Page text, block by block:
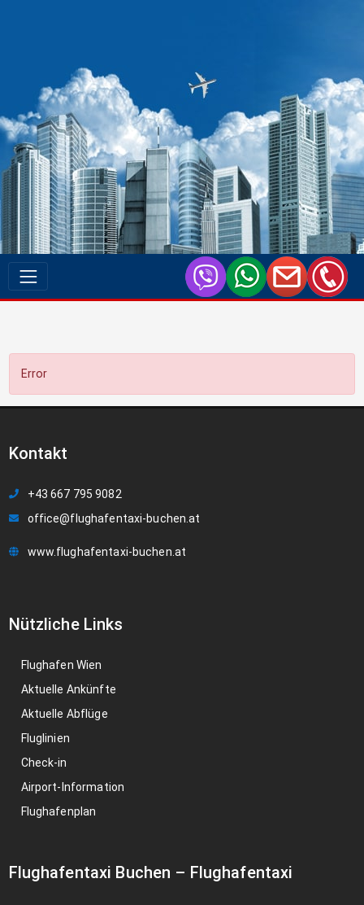
Error
Kontakt
+43 667 795 9082
office@flughafentaxi-buchen.at
www.flughafentaxi-buchen.at
Nützliche Links
Flughafen Wien
Aktuelle Ankünfte
Aktuelle Abflüge
Fluglinien
Check-in
Airport-Information
Flughafenplan
Flughafentaxi Buchen – Flughafentaxi